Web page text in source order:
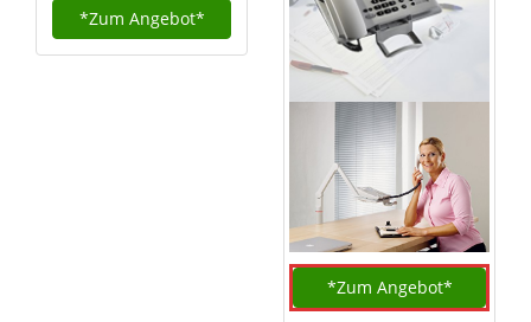
*Zum Angebot*
*Zum Angebot*